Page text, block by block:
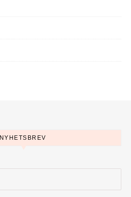
NYHETSBREV